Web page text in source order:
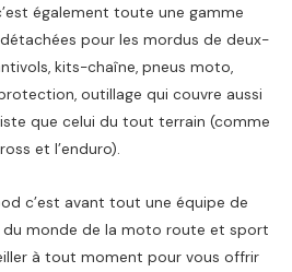
également toute une gamme
pour les mordus de deux-
kits-chaîne, pneus moto,
outillage qui couvre aussi
que celui du tout terrain (comme
et l’enduro).
c’est avant tout une équipe de
du monde de la moto route et sport
à tout moment pour vous offrir